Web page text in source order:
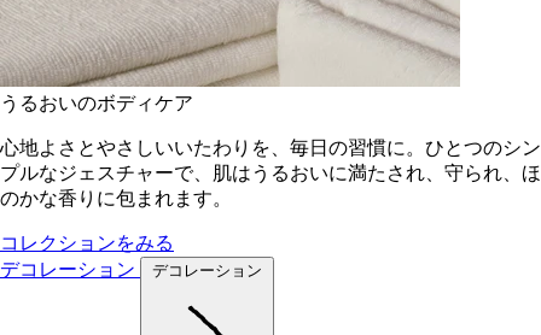
うるおいのボディケア
心地よさとやさしいいたわりを、毎日の習慣に。ひとつのシン
プルなジェスチャーで、肌はうるおいに満たされ、守られ、ほ
のかな香りに包まれます。
コレクションをみる
デコレーション
デコレーション